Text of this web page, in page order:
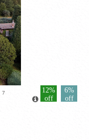
7
12%
off
6%
off